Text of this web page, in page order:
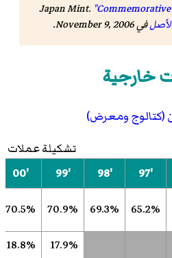
Japan Mint.
في November 9, 2006 .
خارجية
(كتالوج ومعرض)
تشكيلة عملات
'97
'98
'99
'00
65.2%
69.3%
70.9%
70.5%
17.9%
18.8%